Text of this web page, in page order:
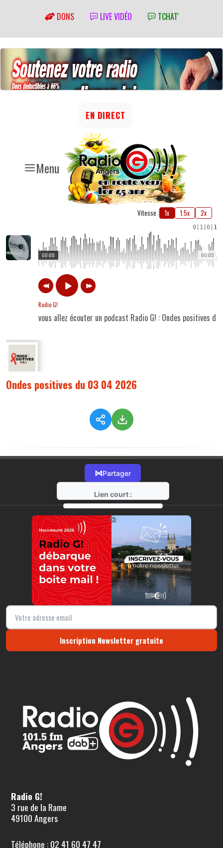
DONS LIVE VIDÉO TCHAT'
Menu
EN DIRECT
Vitesse : 1x 1.5x 2x
0 1 0 1
00:05
00:00
Radio G!
vous allez écouter un podcast Radio G! : Ondes positives
Ondes positives du 03 04 2026
⋈Partager
Lien court :
https://radio-g.fr?21563
⧉
Inscription Newsletter gratuite
Radio G!
3 rue de la Rame
49100 Angers
Téléphone : 02 41 60 47 47